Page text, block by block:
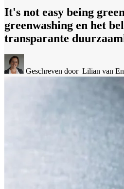
It's not easy being
greenwashing en het
transparante
Geschreven door Lilian van